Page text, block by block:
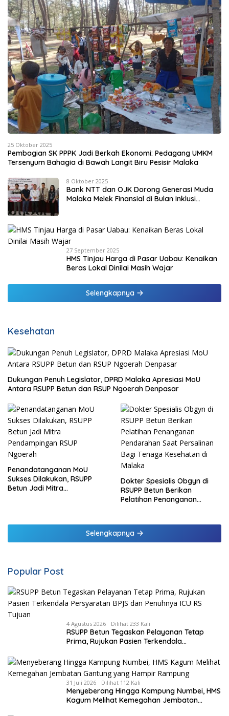
25 Oktober 2025
Pembagian SK PPPK Jadi Berkah Ekonomi: Pedagang UMKM
Tersenyum Bahagia di Bawah Langit Biru Pesisir Malaka
8 Oktober 2025
Bank NTT dan OJK Dorong Generasi Muda
Malaka Melek Finansial di Bulan Inklusi
27 September 2025
HMS Tinjau Harga di Pasar Uabau: Kenaikan
Beras Lokal Dinilai Masih Wajar
Selengkapnya
Kesehatan
Dukungan Penuh Legislator, DPRD Malaka Apresiasi MoU
Antara RSUPP Betun dan RSUP Ngoerah Denpasar
Penandatanganan MoU
Sukses Dilakukan, RSUPP
Betun Jadi Mitra
Dokter Spesialis Obgyn di
RSUPP Betun Berikan
Pelatihan Penanganan
Malaka
Selengkapnya
Popular Post
4 Agustus 2026 Dilihat 233 Kali
RSUPP Betun Tegaskan Pelayanan Tetap
Prima, Rujukan Pasien Terkendala
Tujuan
31 Juli 2026 Dilihat 112 Kali
Menyeberang Hingga Kampung Numbei, HMS
Kagum Melihat Kemegahan Jembatan